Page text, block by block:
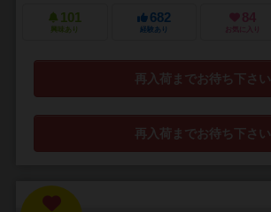
101
興味あり
682
経験あり
84
お気に入り
再入荷までお待ち下さい
再入荷までお待ち下さい